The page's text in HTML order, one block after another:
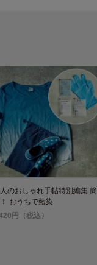
のおしゃれ手帖特別編集 簡
おうちで藍染
円（税込）